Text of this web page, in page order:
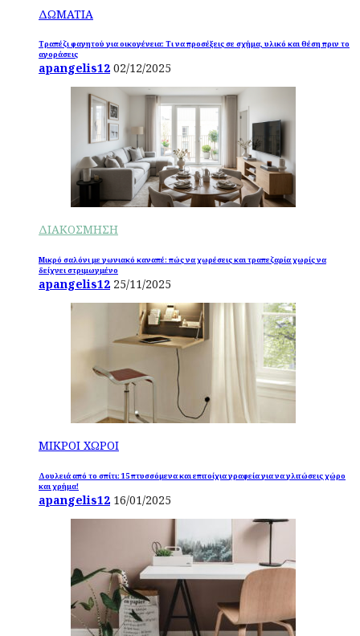
ΔΩΜΑΤΙΑ
Τραπέζι φαγητού για οικογένεια: Τι να προσέξεις σε σχήμα, υλικό και θέση πριν το
αγοράσεις
apangelis12 02/12/2025
ΔΙΑΚΟΣΜΗΣΗ
Μικρό σαλόνι με γωνιακό καναπέ: πώς να χωρέσεις και τραπεζαρία χωρίς να
δείχνει στριμωγμένο
apangelis12 25/11/2025
ΜΙΚΡΟΙ ΧΩΡΟΙ
Δουλειά από το σπίτι: 15 πτυσσόμενα και επιτοίχια γραφεία για να γλιτώσεις χώρο
και χρήμα!
apangelis12 16/01/2025